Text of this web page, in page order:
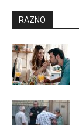
RAZNO